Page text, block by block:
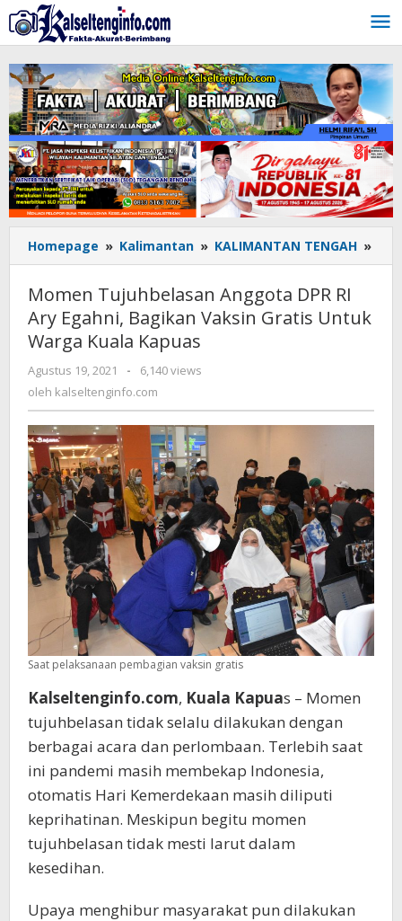
Lewati
ke
konten
Homepage » Kalimantan » KALIMANTAN TENGAH »
Momen Tujuhbelasan Anggota DPR RI
Ary Egahni, Bagikan Vaksin Gratis Untuk
Warga Kuala Kapuas
Agustus 19, 2021
oleh
kalseltenginfo.com
-
6,140 views
oleh kalseltenginfo.com
Saat pelaksanaan pembagian vaksin gratis
Kalseltenginfo.com, Kuala Kapuas – Momen
tujuhbelasan tidak selalu dilakukan dengan
berbagai acara dan perlombaan. Terlebih saat
ini pandemi masih membekap Indonesia,
otomatis Hari Kemerdekaan masih diliputi
keprihatinan. Meskipun begitu momen
tujuhbelasan tidak mesti larut dalam
kesedihan.
Upaya menghibur masyarakat pun dilakukan